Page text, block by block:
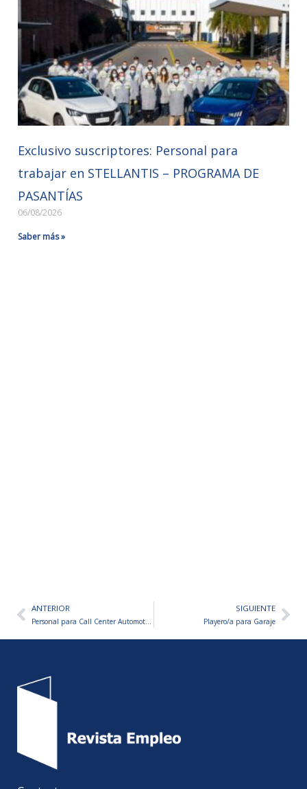
Exclusivo suscriptores: Personal para
trabajar en STELLANTIS – PROGRAMA DE
PASANTÍAS
06/08/2026
Saber más »
AntANTERIOR
Personal para Call Center Automotriz
SIGUIENTE
Playero/a para Garaje